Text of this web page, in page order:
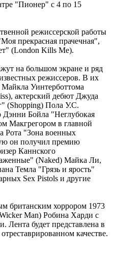
"Пионер" с 4 по 15
режиссерской работы
прекрасная прачечная",
(London Kills Me).
на большом экране и ряд
режиссеров. В их
Уинтерботтома
актерский дебют Джуда
(Shopping) Пола У.С.
Дэнни Бойла "Неглубокая
Макгрегором в главной
Рота "Зона военных
он получил премию
Каннского
(Naked) Майка Ли,
Темла "Грязь и ярость"
Sex Pistols и другие
британским хоррором 1973
Man) Робина Харди с
Лента будет представлена в
качестве.